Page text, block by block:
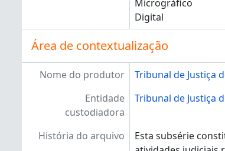
Micrográfico
Digital
Área de contextualização
Nome do produtor
Tribunal de Justiça
Entidade
custodiadora
Tribunal de Justiça
História do arquivo
Esta subsérie